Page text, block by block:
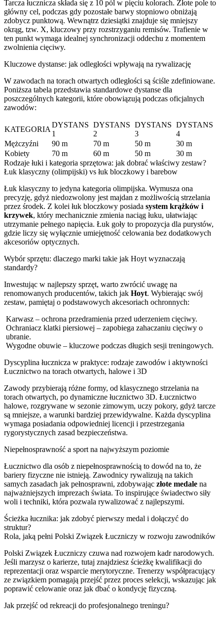
Tarcza łucznicza składa się z 10 pól w pięciu kolorach. Złote pole to
główny cel, podczas gdy pozostałe barwy stopniowo obniżają
zdobycz punktową. Wewnątrz dziesiątki znajduje się mniejszy
okrąg, tzw. X, kluczowy przy rozstrzyganiu remisów. Trafienie w
ten punkt wymaga idealnej synchronizacji oddechu z momentem
zwolnienia cięciwy.
Kluczowe dystanse: jak odległości wpływają na rywalizację
W zawodach na torach otwartych odległości są ściśle zdefiniowane.
Poniższa tabela przedstawia standardowe dystanse dla
poszczególnych kategorii, które obowiązują podczas oficjalnych
zawodów:
KATEGORIA
DYSTANS
1
DYSTANS
2
DYSTANS
3
DYSTANS
4
Mężczyźni
90 m 70 m 50 m
30 m
Kobiety
70 m 60 m 50 m
30 m
Rodzaje łuki i kategoria sprzętowa: jak dobrać właściwy zestaw?
Łuk klasyczny (olimpijski) vs łuk bloczkowy i barebow
Łuk klasyczny to jedyna kategoria olimpijska. Wymusza ona
precyzję, gdyż niedozwolony jest majdan z możliwością strzelania
przez środek. Z kolei łuk bloczkowy posiada system krążków i
krzywek, który mechanicznie zmienia naciąg łuku, ułatwiając
utrzymanie pełnego napięcia. Łuk goły to propozycja dla purystów,
gdzie liczy się wyłącznie umiejętność celowania bez dodatkowych
akcesoriów optycznych.
Wybór sprzętu: dlaczego marki takie jak Hoyt wyznaczają
standardy?
Inwestując w najlepszy sprzęt, warto zwrócić uwagę na
renomowanych producentów, takich jak Hoyt. Wybierając swój
zestaw, pamiętaj o podstawowych akcesoriach ochronnych:
Karwasz – ochrona przedramienia przed uderzeniem cięciwy.
Ochraniacz klatki piersiowej – zapobiega zahaczaniu cięciwy o
ubranie.
Wygodne obuwie – kluczowe podczas długich sesji treningowych.
Dyscyplina łucznicza w praktyce: rodzaje zawodów i aktywności
Łucznictwo na torach otwartych, halowe i 3D
Zawody przybierają różne formy, od klasycznego strzelania na
torach otwartych, po dynamiczne łucznictwo 3D. Łucznictwo
halowe, rozgrywane w sezonie zimowym, uczy pokory, gdyż tarcze
są mniejsze, a warunki bardziej przewidywalne. Każda dyscyplina
wymaga posiadania odpowiedniej licencji i przestrzegania
rygorystycznych zasad bezpieczeństwa.
Niepełnosprawność a sport na najwyższym poziomie
Łucznictwo dla osób z niepełnosprawnością to dowód na to, że
bariery fizyczne nie istnieją. Zawodnicy rywalizują na takich
samych zasadach jak pełnosprawni, zdobywając złote medale na
najważniejszych imprezach świata. To inspirujące świadectwo siły
woli i techniki, która pozwala rywalizować z najlepszymi.
Ścieżka łucznika: jak zdobyć pierwszy medal i dołączyć do
struktur?
Rola, jaką pełni Polski Związek Łuczniczy w rozwoju zawodników
Polski Związek Łuczniczy czuwa nad rozwojem kadr narodowych.
Jeśli marzysz o karierze, tutaj znajdziesz ścieżkę kwalifikacji do
reprezentacji oraz wsparcie merytoryczne. Trenerzy współpracujący
ze związkiem pomagają przejść przez proces selekcji, wskazując jak
poprawić celowanie oraz jak dbać o kondycję fizyczną.
Jak przejść od rekreacji do profesjonalnego treningu?